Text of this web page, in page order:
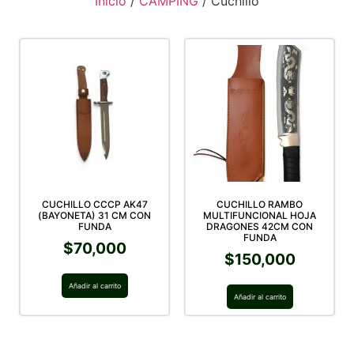
CUCHILLO CCCP AK47
(BAYONETA) 31 CM CON
FUNDA
$70,000
Añadir al carrito
CUCHILLO RAMBO
MULTIFUNCIONAL HOJA
DRAGONES 42CM CON
FUNDA
$150,000
Añadir al carrito